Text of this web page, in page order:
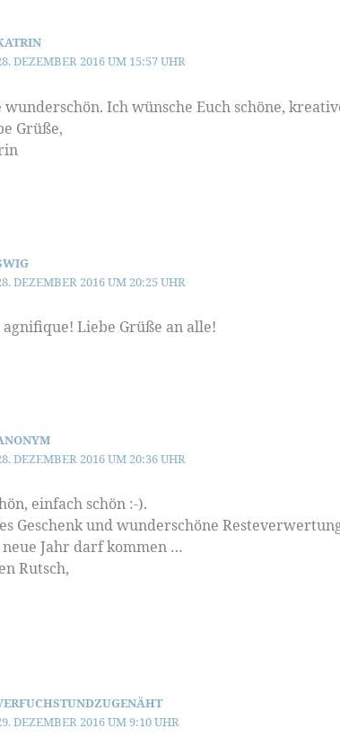
DEZEMBER 2016 UM 15:57 UHR
wunderschön. Ich wünsche Euch schöne,
Grüße,
DEZEMBER 2016 UM 20:25 UHR
Liebe Grüße an alle!
DEZEMBER 2016 UM 20:36 UHR
einfach schön :-).
Geschenk und wunderschöne
neue Jahr darf kommen …
Rutsch,
DEZEMBER 2016 UM 9:10 UHR